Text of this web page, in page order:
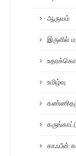
ஆருவம்
இருளில்
உமிழ்வு
காஃபீன்